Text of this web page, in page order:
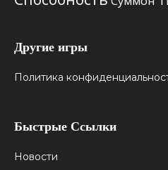
Другие игры
Политика
Быстрые Ссылки
Новости